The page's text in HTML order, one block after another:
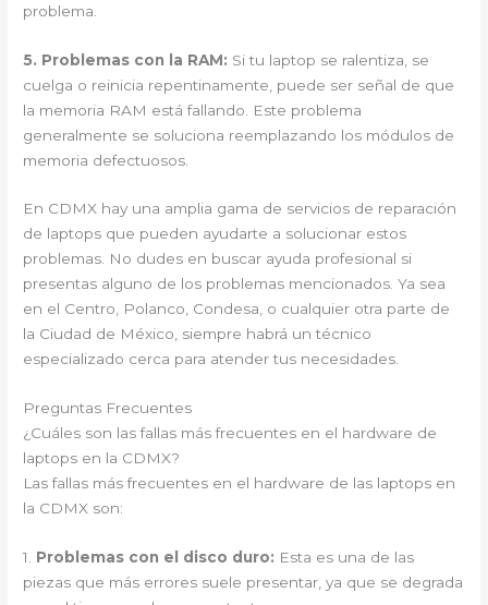
problema.
5. Problemas con la RAM: Si tu laptop se ralentiza, se
cuelga o reinicia repentinamente, puede ser señal de que
la memoria RAM está fallando. Este problema
generalmente se soluciona reemplazando los módulos de
memoria defectuosos.
En CDMX hay una amplia gama de servicios de reparación
de laptops que pueden ayudarte a solucionar estos
problemas. No dudes en buscar ayuda profesional si
presentas alguno de los problemas mencionados. Ya sea
en el Centro, Polanco, Condesa, o cualquier otra parte de
la Ciudad de México, siempre habrá un técnico
especializado cerca para atender tus necesidades.
Preguntas Frecuentes
¿Cuáles son las fallas más frecuentes en el hardware de
laptops en la CDMX?
Las fallas más frecuentes en el hardware de las laptops en
la CDMX son:
1. Problemas con el disco duro: Esta es una de las
piezas que más errores suele presentar, ya que se degrada